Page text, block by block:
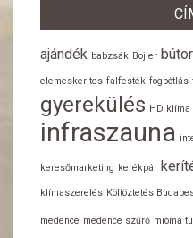
ajándék babzsák Bojler bútor
elemeskerites falfesték fogpótlás
gyerekülés HD klíma
infraszauna
keresőmarketing kerékpár
klímaszerelés Költöztetés
medence medence szűrő mióma